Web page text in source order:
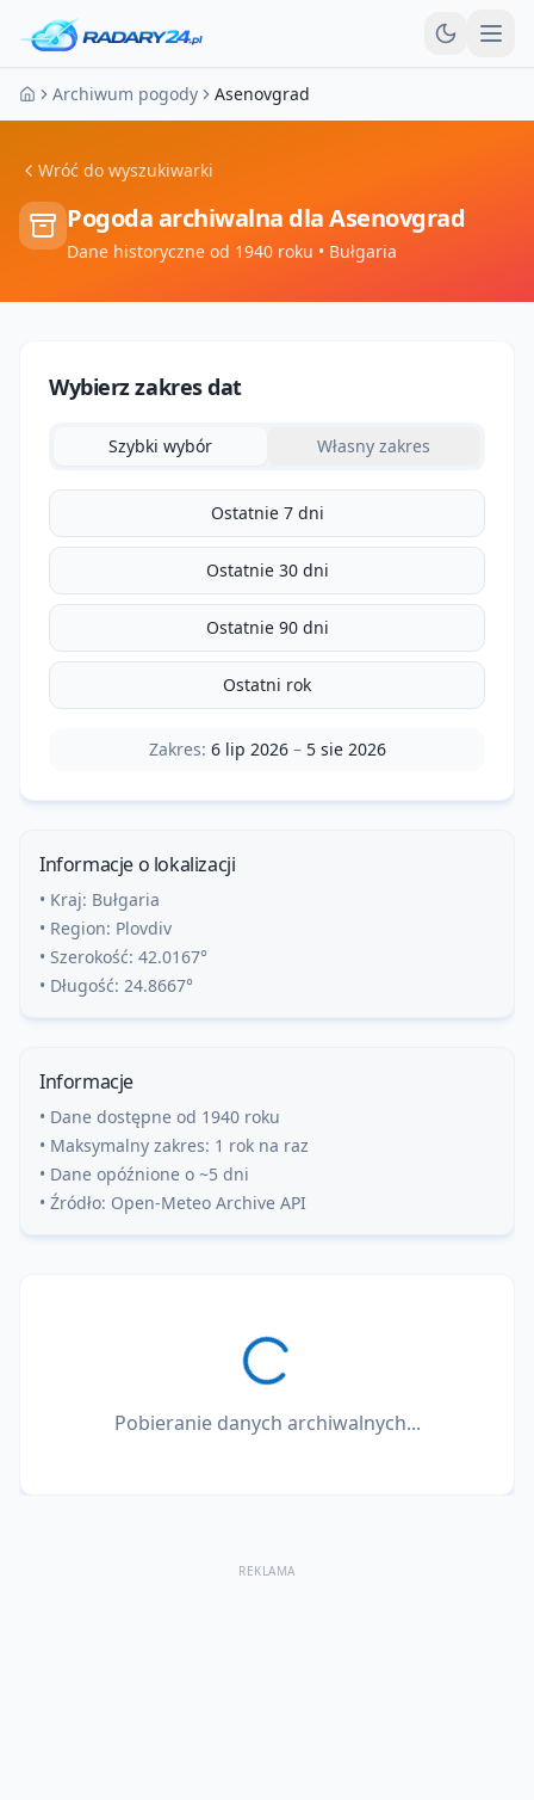
Strona główna
Archiwum pogody Asenovgrad
Wróć do wyszukiwarki
Pogoda archiwalna dlaAsenovgrad
Dane historyczne od 1940 roku • Bułgaria
Wybierz zakres dat
Szybki wybór Własny zakres
Ostatnie 7 dni
Ostatnie 30 dni
Ostatnie 90 dni
Ostatni rok
Zakres: 6 lip 2026– 5 sie 2026
Informacje o lokalizacji
• Kraj: Bułgaria
• Region: Plovdiv
• Szerokość: 42.0167°
• Długość: 24.8667°
Informacje
• Dane dostępne od 1940 roku
• Maksymalny zakres: 1 rok na raz
• Dane opóźnione o ~5 dni
• Źródło: Open-Meteo Archive API
Pobieranie danych archiwalnych...
REKLAMA